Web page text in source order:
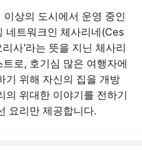
상의 도시에서 운영 중인
네트워크인 체사리네(Ces
사'라는 뜻을 지닌 체사리
로, 호기심 많은 여행자에
기 위해 자신의 집을 개방
의 위대한 이야기를 전하기
요리만 제공합니다.